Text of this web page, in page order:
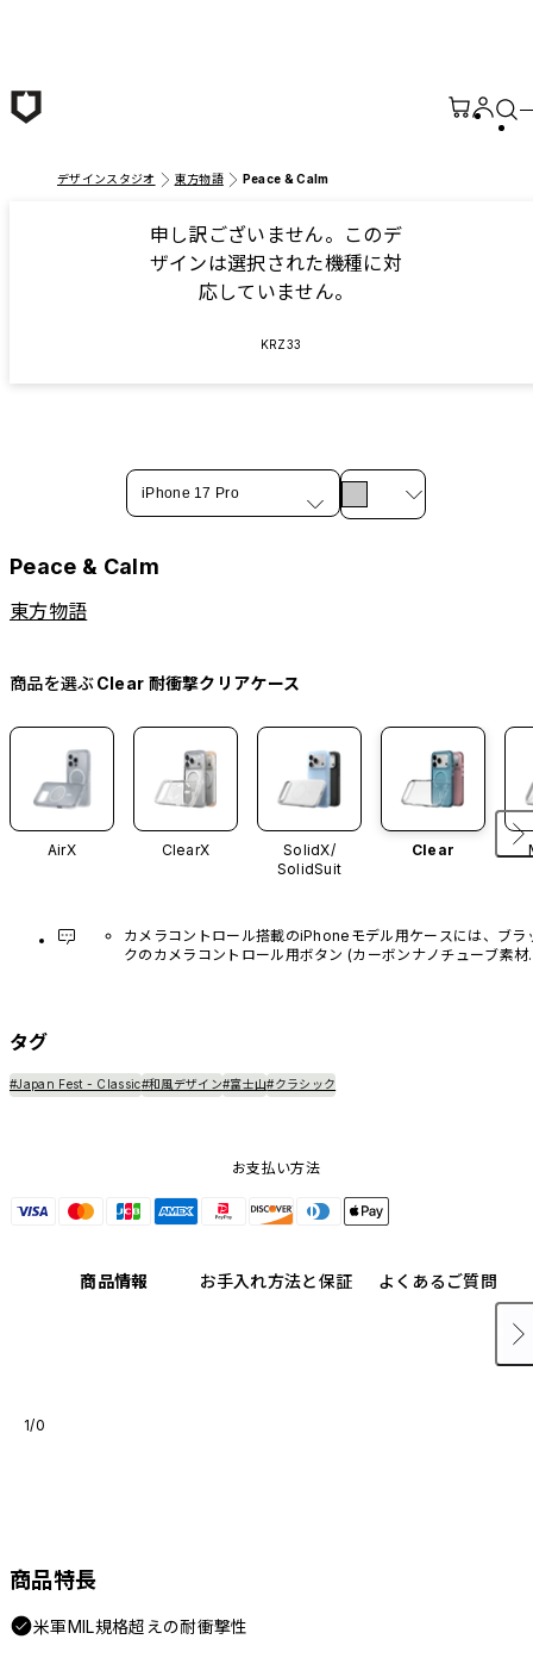
デザインスタジオ 東方物語 Peace & Calm
申し訳ございません。このデ
ザインは選択された機種に対
応していません。
KRZ33
iPhone 17 Pro
Peace & Calm
東方物語
商品を選ぶClear 耐衝撃クリアケース
AirX ClearX
SolidX/
SolidSuit
Clear
カメラコントロール搭載のiPhoneモデル用ケースには、ブラ
クのカメラコントロール用ボタン (カーボンナノチューブ素材)
タグ
#Japan Fest - Classic#和風デザイン#富士山#クラシック
お支払い方法
商品情報 お手入れ方法と保証 よくあるご質問
1/0
商品特長
米軍MIL規格超えの耐衝撃性